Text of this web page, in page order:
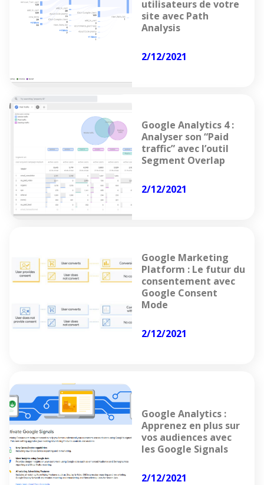
utilisateurs de votre
site avec Path
Analysis
2/12/2021
Google Analytics 4 :
Analyser son “Paid
traffic” avec l’outil
Segment Overlap
2/12/2021
Google Marketing
Platform : Le futur du
consentement avec
Google Consent
Mode
2/12/2021
Google Analytics :
Apprenez en plus sur
vos audiences avec
les Google Signals
2/12/2021